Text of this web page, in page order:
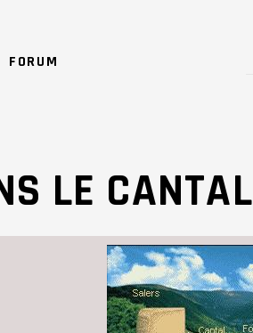
FORUM
LE CANTAL